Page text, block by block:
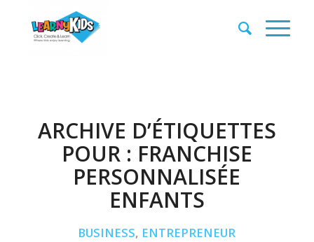
ARCHIVE D’ÉTIQUETTES
POUR : FRANCHISE
PERSONNALISÉE
ENFANTS
BUSINESS, ENTREPRENEUR